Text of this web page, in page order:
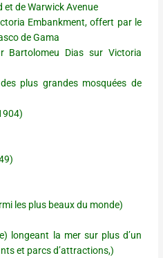
et de Warwick Avenue
Embankment, offert par le
de Gama
Bartolomeu Dias sur Victoria
plus grandes mosquées de
les plus beaux du monde)
longeant la mer sur plus d’un
et parcs d’attractions,)